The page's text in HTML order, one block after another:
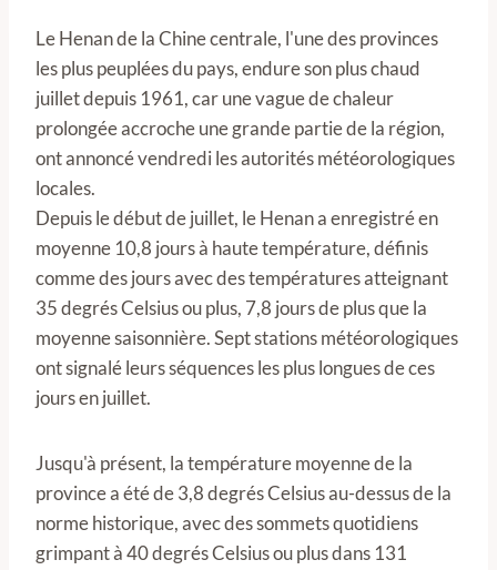
Le Henan de la Chine centrale, l'une des provinces
les plus peuplées du pays, endure son plus chaud
juillet depuis 1961, car une vague de chaleur
prolongée accroche une grande partie de la région,
ont annoncé vendredi les autorités météorologiques
locales.
Depuis le début de juillet, le Henan a enregistré en
moyenne 10,8 jours à haute température, définis
comme des jours avec des températures atteignant
35 degrés Celsius ou plus, 7,8 jours de plus que la
moyenne saisonnière. Sept stations météorologiques
ont signalé leurs séquences les plus longues de ces
jours en juillet.
Jusqu'à présent, la température moyenne de la
province a été de 3,8 degrés Celsius au-dessus de la
norme historique, avec des sommets quotidiens
grimpant à 40 degrés Celsius ou plus dans 131